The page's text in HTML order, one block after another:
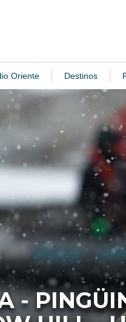
Oriente Destinos
-